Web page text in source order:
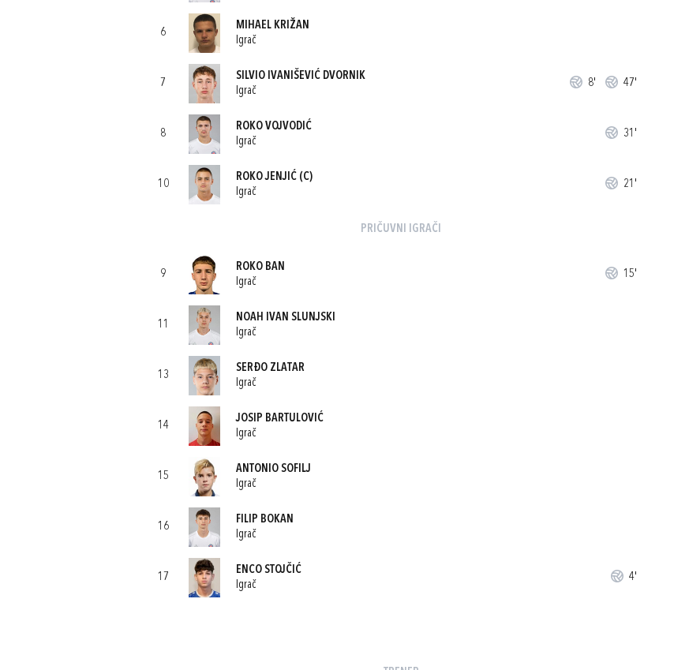
6
MIHAEL KRIŽAN
Igrač
7
SILVIO IVANIŠEVIĆ DVORNIK
Igrač
8' 47'
8
ROKO VOJVODIĆ
Igrač
31'
10
ROKO JENJIĆ(C)
Igrač
21'
PRIČUVNI IGRAČI
9
ROKO BAN
Igrač
15'
11
NOAH IVAN SLUNJSKI
Igrač
13
SERĐO ZLATAR
Igrač
14
JOSIP BARTULOVIĆ
Igrač
15
ANTONIO SOFILJ
Igrač
16
FILIP BOKAN
Igrač
17
ENCO STOJČIĆ
Igrač
4'